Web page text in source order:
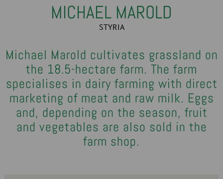
MICHAEL MAROLD
STYRIA
Michael Marold cultivates grassland on
the 18.5-hectare farm. The farm
specialises in dairy farming with direct
marketing of meat and raw milk. Eggs
and, depending on the season, fruit
and vegetables are also sold in the
farm shop.